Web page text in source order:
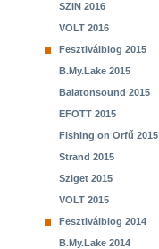
SZIN 2016
VOLT 2016
Fesztiválblog 2015
B.My.Lake 2015
Balatonsound 2015
EFOTT 2015
Fishing on Orfű 2015
Strand 2015
Sziget 2015
VOLT 2015
Fesztiválblog 2014
B.My.Lake 2014